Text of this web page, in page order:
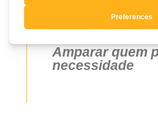
Pensamento do dia
Amparar quem
necessidade